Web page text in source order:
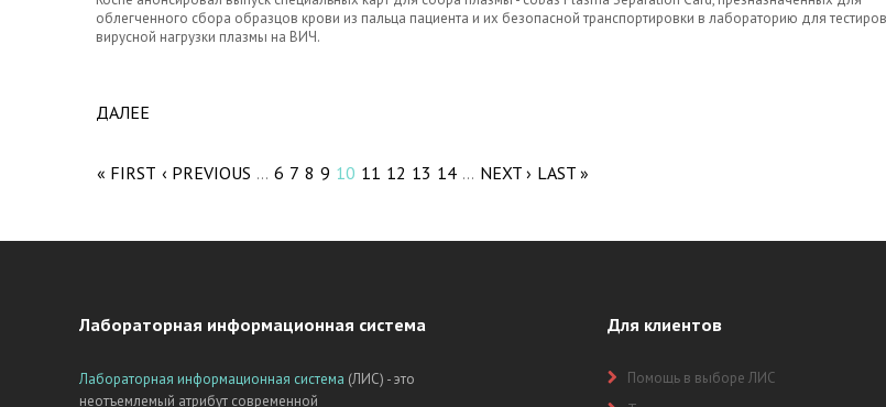
облегченного сбора образцов крови из пальца пациента и их безопасной транспортировки в лабораторию для
вирусной нагрузки плазмы на ВИЧ.
ДАЛЕЕ
« FIRST ‹ PREVIOUS … 6 7 8 9 10 11 12 13 14 … NEXT › LAST »
Лабораторная информационная система
Лабораторная информационная система (ЛИС) - это
неотъемлемый атрибут современной
Для клиентов
Помощь в выборе ЛИС